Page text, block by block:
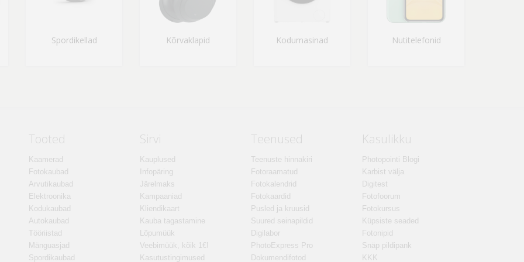
Spordikellad Kõrvaklapid Kodumasinad Nutitelefonid
Tooted
Kaamerad
Fotokaubad
Arvutikaubad
Elektroonika
Kodukaubad
Autokaubad
Tööriistad
Mänguasjad
Spordikaubad
Sirvi
Kauplused
Infopäring
Järelmaks
Kampaaniad
Kliendikaart
Kauba tagastamine
Lõpumüük
Veebimüük, kõik 1€!
Kasutustingimused
Teenused
Teenuste hinnakiri
Fotoraamatud
Fotokalendrid
Fotokaardid
Pusled ja kruusid
Suured seinapildid
Digilabor
PhotoExpress Pro
Dokumendifotod
Kasulikku
Photopointi Blogi
Karbist välja
Digitest
Fotofoorum
Fotokursus
Küpsiste seaded
Fotonipid
Snäp pildipank
KKK